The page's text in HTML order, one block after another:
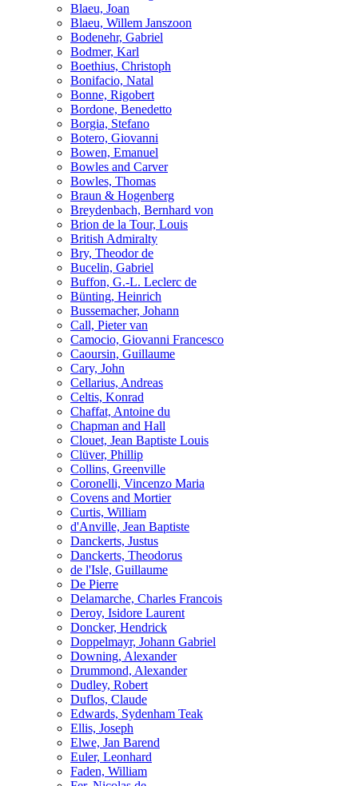
Blaeu, Joan
Blaeu, Willem Janszoon
Bodenehr, Gabriel
Bodmer, Karl
Boethius, Christoph
Bonifacio, Natal
Bonne, Rigobert
Bordone, Benedetto
Borgia, Stefano
Botero, Giovanni
Bowen, Emanuel
Bowles and Carver
Bowles, Thomas
Braun & Hogenberg
Breydenbach, Bernhard von
Brion de la Tour, Louis
British Admiralty
Bry, Theodor de
Bucelin, Gabriel
Buffon, G.-L. Leclerc de
Bünting, Heinrich
Bussemacher, Johann
Call, Pieter van
Camocio, Giovanni Francesco
Caoursin, Guillaume
Cary, John
Cellarius, Andreas
Celtis, Konrad
Chaffat, Antoine du
Chapman and Hall
Clouet, Jean Baptiste Louis
Clüver, Phillip
Collins, Greenville
Coronelli, Vincenzo Maria
Covens and Mortier
Curtis, William
d'Anville, Jean Baptiste
Danckerts, Justus
Danckerts, Theodorus
de l'Isle, Guillaume
De Pierre
Delamarche, Charles Francois
Deroy, Isidore Laurent
Doncker, Hendrick
Doppelmayr, Johann Gabriel
Downing, Alexander
Drummond, Alexander
Dudley, Robert
Duflos, Claude
Edwards, Sydenham Teak
Ellis, Joseph
Elwe, Jan Barend
Euler, Leonhard
Faden, William